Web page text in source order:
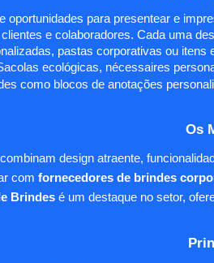
oportunidades para presentear e
e colaboradores. Cada uma
pastas corporativas ou
ecológicas, nécessaires
como blocos de anotações
Os
design atraente,
com fornecedores de brindes
Brindesé um destaque no setor,